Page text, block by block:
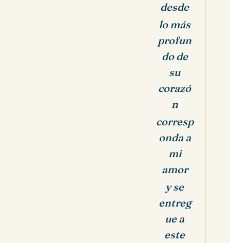
desde
lo más
profun
do de
su
corazó
n
corresp
onda a
mi
amor
y se
entreg
ue a
este